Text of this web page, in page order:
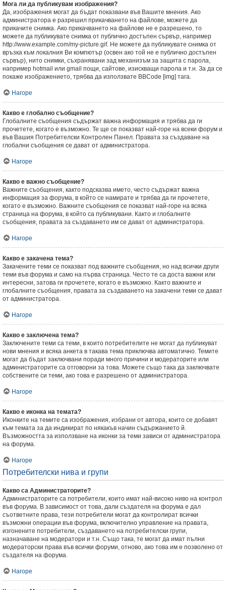
Мога ли да публикувам изображения?
Да, изображения могат да бъдат показвани във Вашите мнения. Ако
администратора е разрешил прикачването на файлове, можете да
прикачите снимка. Ако прикачването на файлове не е разрешено, то
можете да публикувате снимка от публично достъпен сървър, например
http://www.example.com/my-picture.gif. Не можете да публикувате снимка от
връзка към локалния Ви компютър (освен ако той не е публично достъпен
сървър), нито снимки, съхранявани зад механизъм за защита с парола,
например hotmail или gmail пощи, сайтове, изискващи парола и т.н. За да се
покаже изображението, трябва да използвате BBCode [img] тага.
Нагоре
Какво е глобално съобщение?
Глобалните съобщения съдържат важна информация и трябва да ги
прочетете, когато е възможно. Те ще се показват най-горе на всеки форум и
във Вашия Потребителски Контролен Панел. Правата за създаване на
глобални съобщения се дават от администратора.
Нагоре
Какво е важно съобщение?
Важните съобщения, както подсказва името, често съдържат важна
информация за форума, в който се намирате и трябва да ги прочетете,
когато е възможно. Важните съобщения се показват най-горе на всяка
страница на форума, в който са публикувани. Както и глобалните
съобщения, правата за създаването им се дават от администратора.
Нагоре
Какво е закачена тема?
Закачените теми се показват под важните съобщения, но над всички други
теми във форума и само на първа страница. Често те са доста важни или
интересни, затова ги прочетете, когато е възможно. Както важните и
глобалните съобщения, правата за създаването на закачени теми се дават
от администратора.
Нагоре
Какво е заключена тема?
Заключените теми са теми, в които потребителите не могат да публикуват
нови мнения и всяка анкета в такава тема приключва автоматично. Темите
могат да бъдат заключвани поради много причини и модераторите или
администраторите са отговорни за това. Можете също така да заключвате
собствените си теми, ако това е разрешено от администратора.
Нагоре
Какво е иконка на темата?
Иконките на темите са изображения, избрани от автора, които се добавят
към темата за да индикират по някакъв начин съдържанието й.
Възможността за използване на иконки за теми зависи от администратора
на форума.
Нагоре
Потребителски нива и групи
Какво са Администраторите?
Администраторите са потребители, които имат най-високо ниво на контрол
във форума. В зависимост от това, дали създателя на форума е дал
съответните права, тези потребители могат да контролират всички
възможни операции във форума, включително управление на правата,
изгонените потребители, създаването на потребителски групи,
назначаване на модератори и т.н. Също така, те могат да имат пълни
модераторски права във всички форуми, отново, ако това им е позволено от
създателя на форума.
Нагоре